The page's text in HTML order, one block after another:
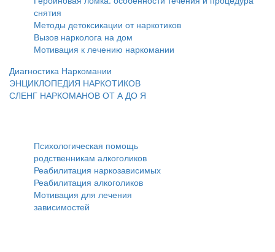
снятия
Методы детоксикации от наркотиков
Вызов нарколога на дом
Мотивация к лечению наркомании
Диагностика Наркомании
ЭНЦИКЛОПЕДИЯ НАРКОТИКОВ
СЛЕНГ НАРКОМАНОВ ОТ А ДО Я
Психологическая помощь
родственникам алкоголиков
Реабилитация наркозависимых
Реабилитация алкоголиков
Мотивация для лечения
зависимостей